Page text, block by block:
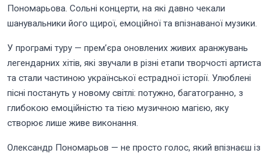
Пономарьова. Сольні концерти, на які давно чекали
шанувальники його щирої, емоційної та впізнаваної музики.
У програмі туру — прем’єра оновлених живих аранжувань
легендарних хітів, які звучали в різні етапи творчості артиста
та стали частиною української естрадної історії. Улюблені
пісні постануть у новому світлі: потужно, багатогранно, з
глибокою емоційністю та тією музичною магією, яку
створює лише живе виконання.
Олександр Пономарьов — не просто голос, який впізнаєш із